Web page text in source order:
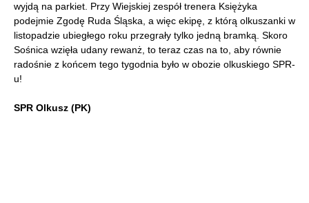
wyjdą na parkiet. Przy Wiejskiej zespół trenera Księżyka
podejmie Zgodę Ruda Śląska, a więc ekipę, z którą olkuszanki w
listopadzie ubiegłego roku przegrały tylko jedną bramką. Skoro
Sośnica wzięła udany rewanż, to teraz czas na to, aby równie
radośnie z końcem tego tygodnia było w obozie olkuskiego SPR-
u!
SPR Olkusz (PK)